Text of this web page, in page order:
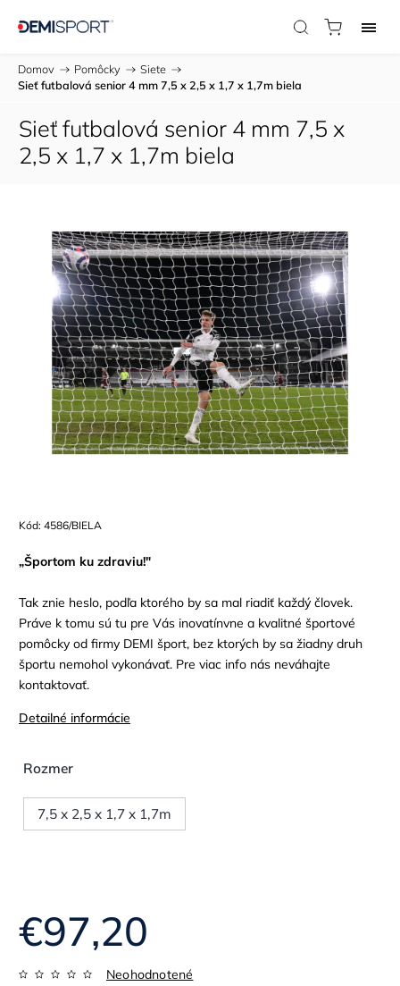
Domov / Pomôcky / Siete /
Sieť futbalová senior 4 mm 7,5 x 2,5 x 1,7 x 1,7m biela
Sieť futbalová senior 4 mm 7,5 x
2,5 x 1,7 x 1,7m biela
Kód: 4586/BIELA
„Športom ku zdraviu!"
Tak znie heslo, podľa ktorého by sa mal riadiť každý človek.
Práve k tomu sú tu pre Vás inovatínvne a kvalitné športové
pomôcky od firmy DEMI šport, bez ktorých by sa žiadny druh
športu nemohol vykonávať. Pre viac info nás neváhajte
kontaktovať.
Detailné informácie
Rozmer
7,5 x 2,5 x 1,7 x 1,7m
Neohodnotené
€97,20